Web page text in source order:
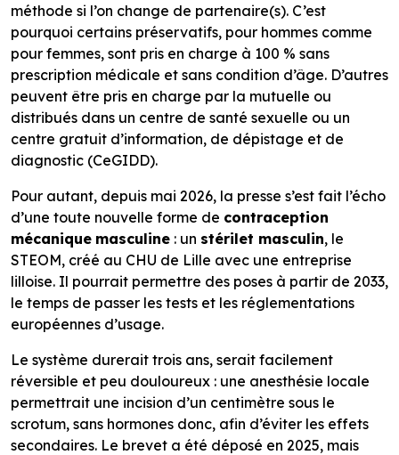
méthode si l’on change de partenaire(s). C’est
pourquoi certains préservatifs, pour hommes comme
pour femmes, sont pris en charge à 100 % sans
prescription médicale et sans condition d’âge. D’autres
peuvent être pris en charge par la mutuelle ou
distribués dans un centre de santé sexuelle ou un
centre gratuit d’information, de dépistage et de
diagnostic (CeGIDD).
Pour autant, depuis mai 2026, la presse s’est fait l’écho
d’une toute nouvelle forme de contraception
mécanique masculine : un stérilet masculin, le
STEOM, créé au CHU de Lille avec une entreprise
lilloise. Il pourrait permettre des poses à partir de 2033,
le temps de passer les tests et les réglementations
européennes d’usage.
Le système durerait trois ans, serait facilement
réversible et peu douloureux : une anesthésie locale
permettrait une incision d’un centimètre sous le
scrotum, sans hormones donc, afin d’éviter les effets
secondaires. Le brevet a été déposé en 2025, mais